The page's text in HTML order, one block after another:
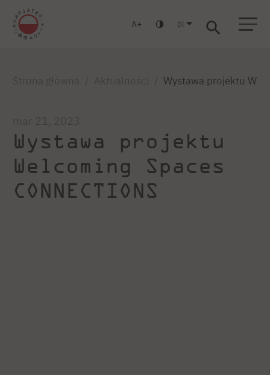
A pl
Wystawa projektu
Wystawa projektu
Welcoming Spaces
CONNECTIONS